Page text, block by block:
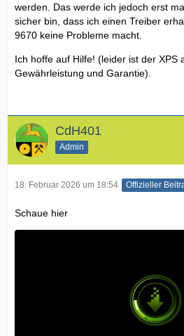
werden. Das werde ich jedoch erst
sicher bin, dass ich einen Treiber
9670 keine Probleme macht.
Ich hoffe auf Hilfe! (leider ist der XPS
Gewährleistung und Garantie).
CdH401
Admin
18. Februar 2026 um 18:54 Offizieller
Schaue hier